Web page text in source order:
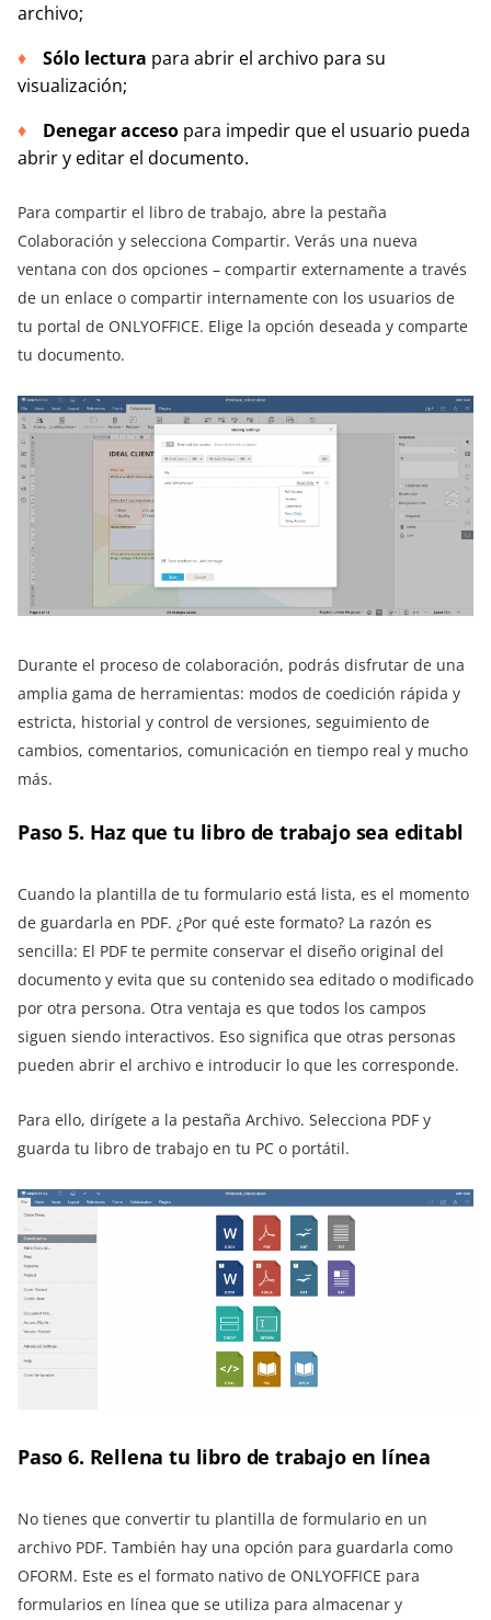
archivo;
Sólo lectura para abrir el archivo para su
visualización;
Denegar acceso para impedir que el usuario pueda
abrir y editar el documento.
Para compartir el libro de trabajo, abre la pestaña
Colaboración y selecciona Compartir. Verás una nueva
ventana con dos opciones – compartir externamente a través
de un enlace o compartir internamente con los usuarios de
tu portal de ONLYOFFICE. Elige la opción deseada y comparte
tu documento.
Durante el proceso de colaboración, podrás disfrutar de una
amplia gama de herramientas: modos de coedición rápida y
estricta, historial y control de versiones, seguimiento de
cambios, comentarios, comunicación en tiempo real y mucho
más.
Paso 5. Haz que tu libro de trabajo sea editabl
Cuando la plantilla de tu formulario está lista, es el momento
de guardarla en PDF. ¿Por qué este formato? La razón es
sencilla: El PDF te permite conservar el diseño original del
documento y evita que su contenido sea editado o modificado
por otra persona. Otra ventaja es que todos los campos
siguen siendo interactivos. Eso significa que otras personas
pueden abrir el archivo e introducir lo que les corresponde.
Para ello, dirígete a la pestaña Archivo. Selecciona PDF y
guarda tu libro de trabajo en tu PC o portátil.
Paso 6. Rellena tu libro de trabajo en línea
No tienes que convertir tu plantilla de formulario en un
archivo PDF. También hay una opción para guardarla como
OFORM. Este es el formato nativo de ONLYOFFICE para
formularios en línea que se utiliza para almacenar y